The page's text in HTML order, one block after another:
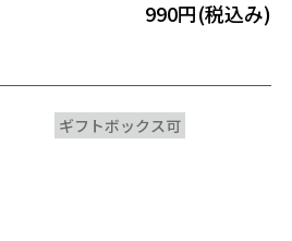
990円(税込み)
ギフトボックス可